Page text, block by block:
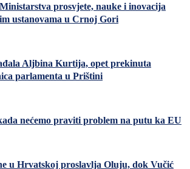
prosvjete, nauke i inovacija
ustanovama u Crnoj Gori
Aljbina Kurtija, opet prekinuta
parlamenta u Prištini
nećemo praviti problem na putu ka EU
u Hrvatskoj proslavlja Oluju, dok Vučić